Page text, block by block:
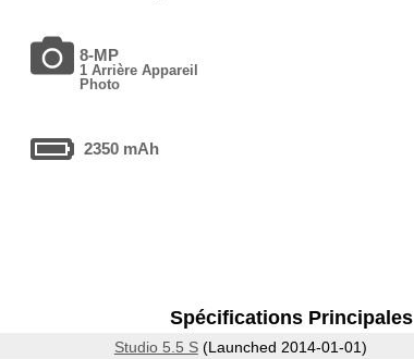
8-MP
1 Arrière Appareil
Photo
2350 mAh
Spécifications Principales
Studio 5.5 S(Launched 2014-01-01)